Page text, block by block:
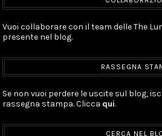
Vuoi collaborare con il team delle The
presente nel blog.
RASSEGNA
Se non vuoi perdere le uscite sul blog,
rassegna stampa. Clicca qui.
CERCA NEL